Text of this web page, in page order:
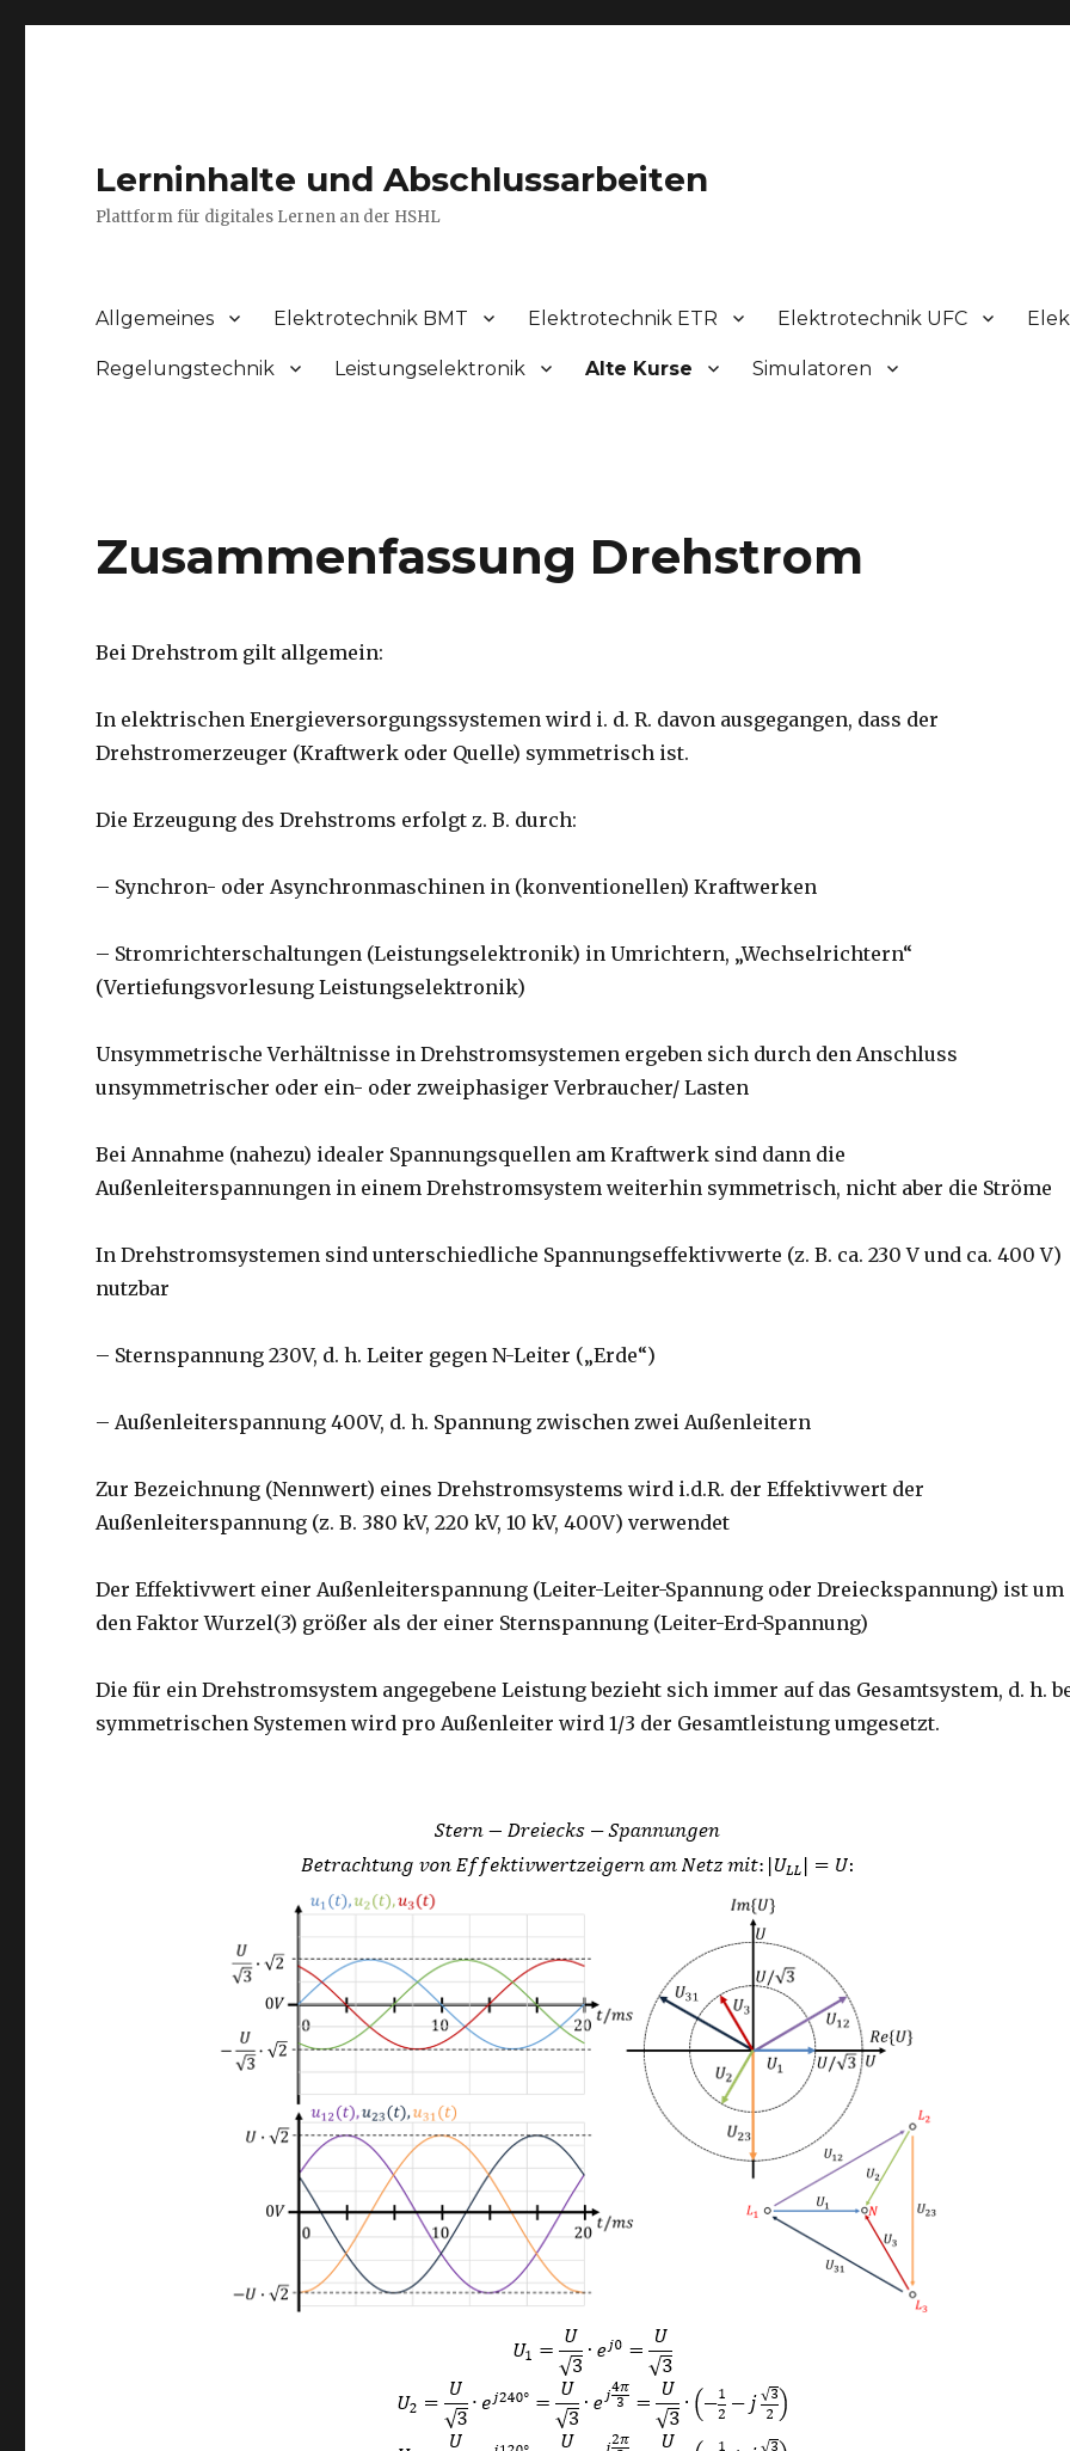
Lerninhalte und Abschlussarbeiten
Plattform für digitales Lernen an der HSHL
Allgemeines Elektrotechnik BMT Elektrotechnik ETR Elektrotechnik UFC
Regelungstechnik Leistungselektronik Alte Kurse Simulatoren
Zusammenfassung Drehstrom
Bei Drehstrom gilt allgemein:
In elektrischen Energieversorgungssystemen wird i. d. R. davon ausgegangen, dass der
Drehstromerzeuger (Kraftwerk oder Quelle) symmetrisch ist.
Die Erzeugung des Drehstroms erfolgt z. B. durch:
– Synchron- oder Asynchronmaschinen in (konventionellen) Kraftwerken
– Stromrichterschaltungen (Leistungselektronik) in Umrichtern, „Wechselrichtern“
(Vertiefungsvorlesung Leistungselektronik)
Unsymmetrische Verhältnisse in Drehstromsystemen ergeben sich durch den Anschluss
unsymmetrischer oder ein- oder zweiphasiger Verbraucher/ Lasten
Bei Annahme (nahezu) idealer Spannungsquellen am Kraftwerk sind dann die
Außenleiterspannungen in einem Drehstromsystem weiterhin symmetrisch, nicht aber die Ströme
In Drehstromsystemen sind unterschiedliche Spannungseffektivwerte (z. B. ca. 230 V und ca. 400 V)
nutzbar
– Sternspannung 230V, d. h. Leiter gegen N-Leiter („Erde“)
– Außenleiterspannung 400V, d. h. Spannung zwischen zwei Außenleitern
Zur Bezeichnung (Nennwert) eines Drehstromsystems wird i.d.R. der Effektivwert der
Außenleiterspannung (z. B. 380 kV, 220 kV, 10 kV, 400V) verwendet
Der Effektivwert einer Außenleiterspannung (Leiter-Leiter-Spannung oder Dreieckspannung) ist um
den Faktor Wurzel(3) größer als der einer Sternspannung (Leiter-Erd-Spannung)
Die für ein Drehstromsystem angegebene Leistung bezieht sich immer auf das Gesamtsystem, d. h.
symmetrischen Systemen wird pro Außenleiter wird 1/3 der Gesamtleistung umgesetzt.